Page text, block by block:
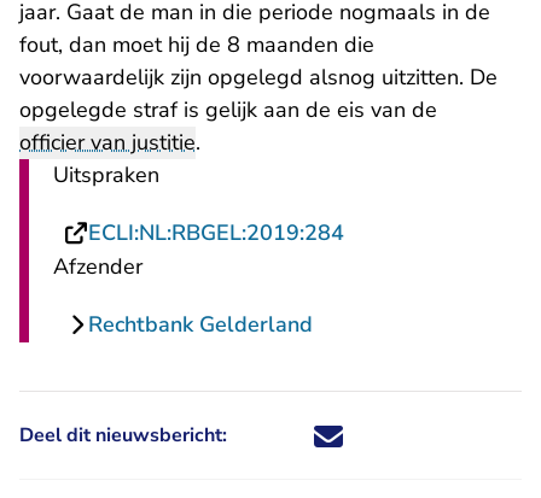
jaar. Gaat de man in die periode nogmaals in de
fout, dan moet hij de 8 maanden die
voorwaardelijk zijn opgelegd alsnog uitzitten. De
opgelegde straf is gelijk aan de eis van de
officier van justitie.
Uitspraken
ECLI:NL:RBGEL:2019:284- U verlaat
Afzender
Rechtbank Gelderland
Deel dit nieuwsbericht: Deel dit nieuwsbericht via X -
Deel dit nieuwsbericht via
Deel dit nieuwsbericht
Deel dit